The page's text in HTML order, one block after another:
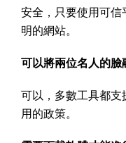
安全，只要使用可
明的網站。
可以將兩位名人的臉
可以，多數工具都
用的政策。